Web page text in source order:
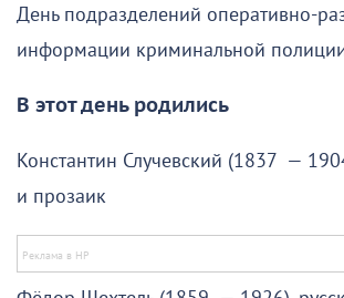
День подразделений оперативно-
информации криминальной
В этот день родились
Константин Случевский (1837 —
и прозаик